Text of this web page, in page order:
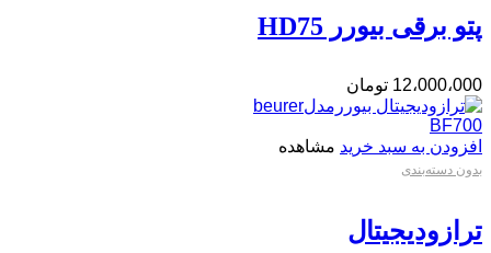
پتو برقی بیورر HD75
12،000،000 تومان
افزودن به سبد خرید مشاهده
بدون دسته‌بندی
ترازودیجیتال